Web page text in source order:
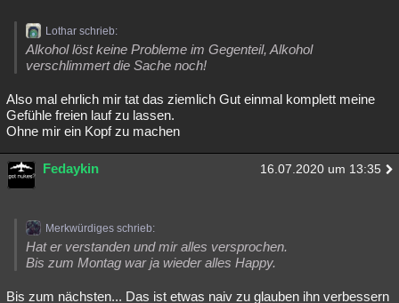
Lothar schrieb:
Alkohol löst keine Probleme im Gegenteil, Alkohol
verschlimmert die Sache noch!
Also mal ehrlich mir tat das ziemlich Gut einmal komplett meine
Gefühle freien lauf zu lassen.
Ohne mir ein Kopf zu machen
Fedaykin 16.07.2020 um 13:35
Merkwürdiges schrieb:
Hat er verstanden und mir alles versprochen.
Bis zum Montag war ja wieder alles Happy.
Bis zum nächsten... Das ist etwas naiv zu glauben ihn verbessern